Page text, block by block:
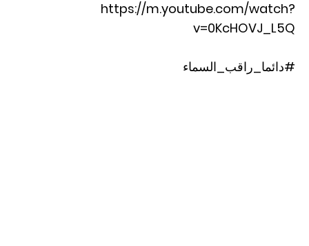
https://m.youtube.com/watch?
v=0KcHOVJ_L5Q
#دائما_راقب_السماء